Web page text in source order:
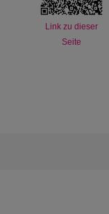
Link zu dieser
Seite